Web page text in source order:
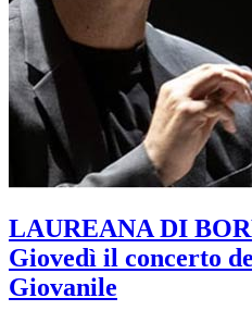
LAUREANA DI
Giovedì il concerto
Giovanile